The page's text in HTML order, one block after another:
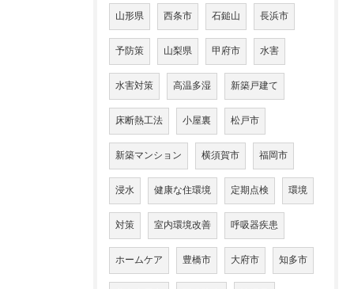
山形県 西条市 石鎚山 長浜市
予防策 山梨県 甲府市 水害
水害対策 高温多湿 新築戸建て
床断熱工法 小屋裏 松戸市
新築マンション 横須賀市 福岡市
浸水 健康な住環境 定期点検 環境
対策 室内環境改善 呼吸器疾患
ホームケア 豊橋市 大府市 知多市